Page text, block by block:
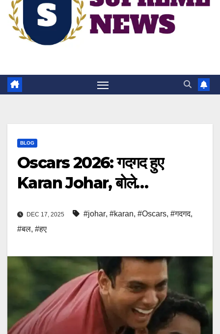
BLOG
Oscars 2026: गदगद हुए
Karan Johar, बोले…
DEC 17, 2025 #johar, #karan, #Oscars, #गदगद,
#बल, #हए